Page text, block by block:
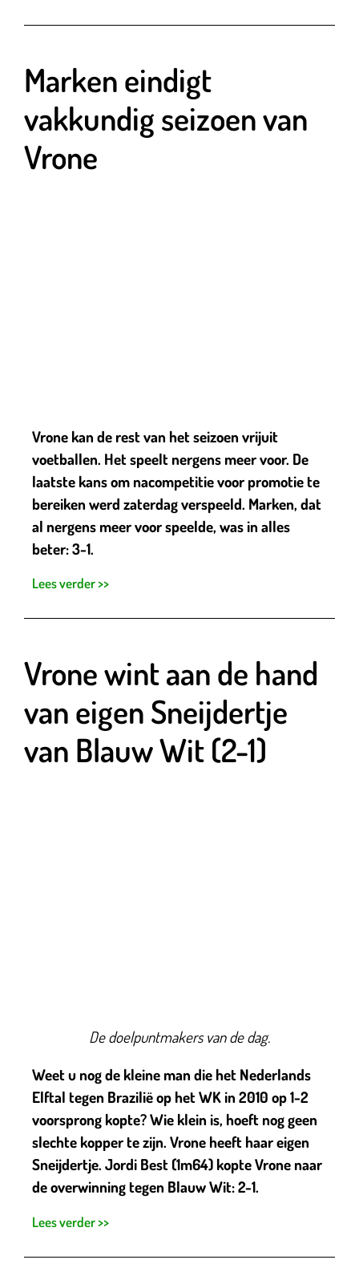
Marken eindigt
vakkundig seizoen van
Vrone
Vrone kan de rest van het seizoen vrijuit
voetballen. Het speelt nergens meer voor. De
laatste kans om nacompetitie voor promotie te
bereiken werd zaterdag verspeeld. Marken, dat
al nergens meer voor speelde, was in alles
beter: 3-1.
Lees verder >>
Vrone wint aan de hand
van eigen Sneijdertje
van Blauw Wit (2-1)
De doelpuntmakers van de dag.
Weet u nog de kleine man die het Nederlands
Elftal tegen Brazilië op het WK in 2010 op 1-2
voorsprong kopte? Wie klein is, hoeft nog geen
slechte kopper te zijn. Vrone heeft haar eigen
Sneijdertje. Jordi Best (1m64) kopte Vrone naar
de overwinning tegen Blauw Wit: 2-1.
Lees verder >>